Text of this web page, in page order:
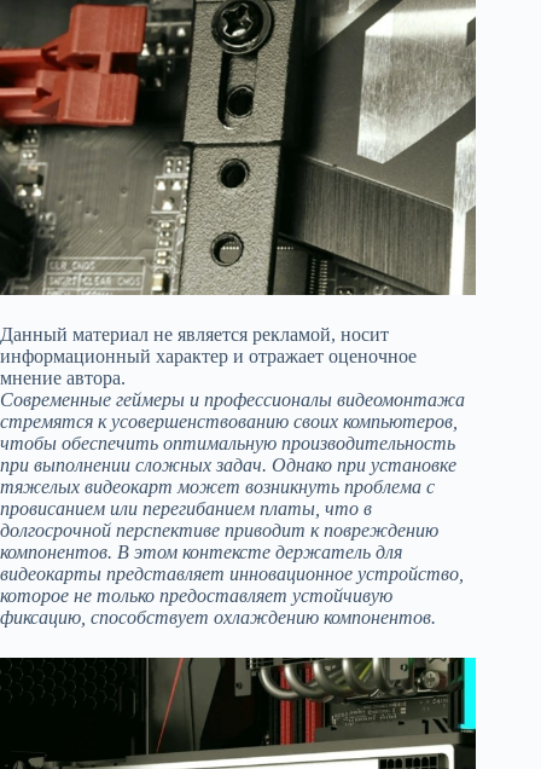
Данный материал не является рекламой, носит
информационный характер и отражает оценочное
мнение автора.
Современные геймеры и профессионалы видеомонтажа
стремятся к усовершенствованию своих компьютеров,
чтобы обеспечить оптимальную производительность
при выполнении сложных задач. Однако при установке
тяжелых видеокарт может возникнуть проблема с
провисанием или перегибанием платы, что в
долгосрочной перспективе приводит к повреждению
компонентов. В этом контексте держатель для
видеокарты представляет инновационное устройство,
которое не только предоставляет устойчивую
фиксацию, способствует охлаждению компонентов.